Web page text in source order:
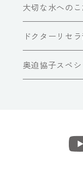
大切な水へのこ
ドクターリセ
奥迫協子スペ